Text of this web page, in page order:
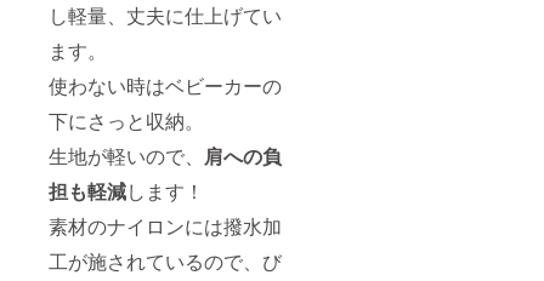
し軽量、丈夫に仕上げてい
ます。
使わない時はベビーカーの
下にさっと収納。
生地が軽いので、 肩への負
担も軽減します！
素材のナイロンには撥水加
工が施されているので、び